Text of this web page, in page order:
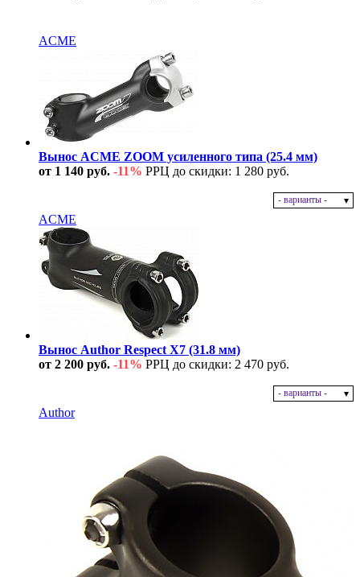
ACME
Вынос ACME ZOOM усиленного типа (25.4 мм)
от 1 140 руб. -11% РРЦ до скидки: 1 280 руб.
- варианты -
ACME
Вынос Author Respect X7 (31.8 мм)
от 2 200 руб. -11% РРЦ до скидки: 2 470 руб.
- варианты -
Author